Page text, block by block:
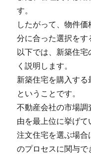
す。
したがって、物件
分に合った選択をす
以下では、新築住
く説明します。
新築住宅を購入す
ということです。
不動産会社の市場
由を最上位に挙げて
注文住宅を選ぶ場
のプロセスに関与で